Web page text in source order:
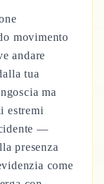
movimento
andare
tua
ma
estremi
—
presenza
come